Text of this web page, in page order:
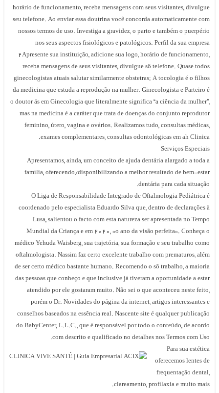
horário de funcionamento, receba mensagens com seus visitantes, divulgue
seu telefone. Ao enviar essa doutrina você concorda automaticamente com
nossos termos de uso. Investiga a gravidez, o parto e também o puerpério
nos seus aspectos fisiológicos e patológicos. Perfil da sua empresa
2Apresente sua instituição, adicione sua logo, horário de funcionamento,
receba mensagens de seus visitantes, divulgue sô telefone. Quase todos
ginecologistas atuais salutar similarmente obstetras; A tocologia é o filhos
da medicina que estuda a reprodução na mulher. Ginecologista e Parteiro é
o doutor ás em Ginecologia que literalmente significa “a ciência da mulher”,
mas na medicina é a caráter que trata de doenças do conjunto reprodutor
feminino, útero, vagina e ovários. Realizamos tudo, consultas médicas,
exames complementares, consultas odontológicas em ah Clinica.
Serviços Especiais
Apresentamos, ainda, um conceito de ajuda dentária alargado a toda a
família, oferecendo/disponibilizando a melhor resultado de bem-estar
dentária para cada situação.
O Liga de Responsabilidade Integrado de Oftalmologia Pediátrica é
coordenado pelo especialista Eduardo Silva que, dentro de declarações à
Lusa, salientou o facto com esta natureza ser apresentada no Tempo
Mundial da Criança e em 2020, «o ano da visão perfeita». Conheça o
médico Yehuda Waisberg, sua trajetória, sua formação e seu trabalho como
oftalmologista. Nassim faz certo excelente trabalho com prematuros, além
de ser certo médico bastante humano. Recomendo o sô trabalho, a maioria
das pessoas que conheço e que inclusive já tiveram a oportunidade a estar
atendido por ele gostaram muito. Não sei o que aconteceu neste feito,
porém o Dr. Novidades do página da internet, artigos interessantes e
conselhos baseados na essência real. Nascente site é qualquer publicação
do BabyCenter, L.L.C., que é responsável por todo o conteúdo, de acordo
com descrito e qualificado no detalhes nos Termos com Uso.
Para sua estética
oferecemos lentes de
frequentação dental,
clareamento, profilaxia e muito mais.